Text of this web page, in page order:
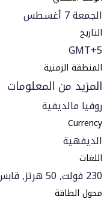
الجمعة 7 أغسطس
التاريخ
GMT+5
المنطقة الزمنية
المزيد من المعلومات
روفيا مالديفية
Currency
الديفهية
اللغات
230 فولت, 50 هرتز, قابس الكهرباء فئة C/D/G/J/K/L
محول الطاقة